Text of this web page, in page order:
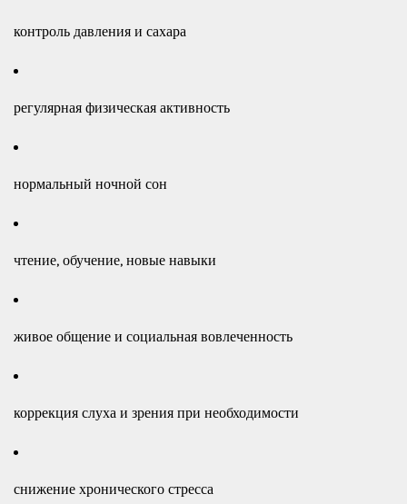
контроль давления и сахара
регулярная физическая активность
нормальный ночной сон
чтение, обучение, новые навыки
живое общение и социальная вовлеченность
коррекция слуха и зрения при необходимости
снижение хронического стресса